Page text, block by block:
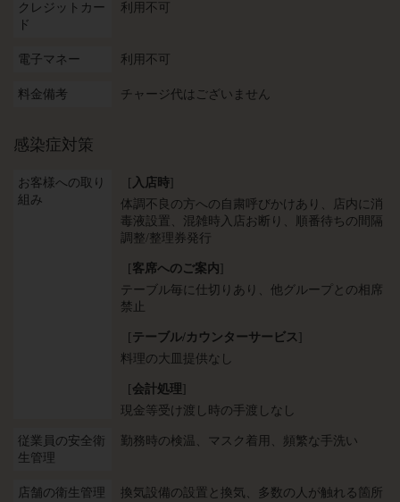
クレジットカー
ド
利用不可
電子マネー 利用不可
料金備考 チャージ代はございません
感染症対策
お客様への取り
組み
[ 入店時]
体調不良の方への自粛呼びかけあり
店内に消
毒液設置
混雑時入店お断り
順番待ちの間隔
調整/整理券発行
[客席へのご案内]
テーブル毎に仕切りあり
他グループとの相席
禁止
[テーブル/カウンターサービス]
料理の大皿提供なし
[会計処理]
現金等受け渡し時の手渡しなし
従業員の安全衛
生管理
勤務時の検温 マスク着用 頻繁な手洗い
店舗の衛生管理 換気設備の設置と換気
多数の人が触れる箇所